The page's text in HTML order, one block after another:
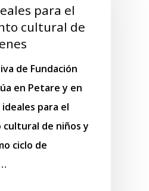
para el
cultural de
de Fundación
en Petare y en
para el
de niños y
ciclo de